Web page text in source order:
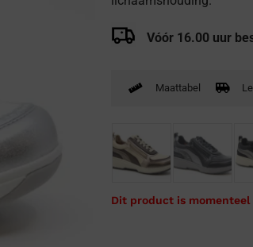
Vóór 16.00 uur
Maattabel
Dit product is momenteel